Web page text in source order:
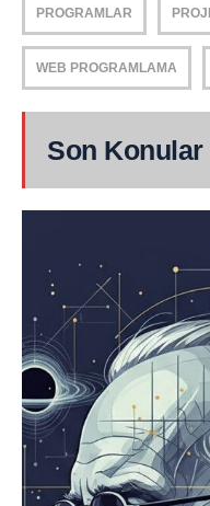
PROGRAMLAR
WEB PROGRAMLAMA
Son Konular